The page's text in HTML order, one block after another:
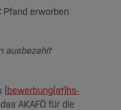
Pfand erworben
ausbezahlt
(bewerbung(at)hs-
AKAFÖ für die